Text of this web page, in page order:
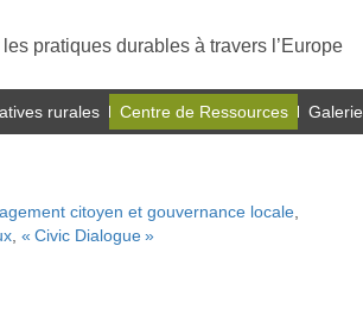
pratiques durables à travers l’Europe
rurales Centre de Ressources Galerie
citoyen et gouvernance locale,
, « Civic Dialogue »